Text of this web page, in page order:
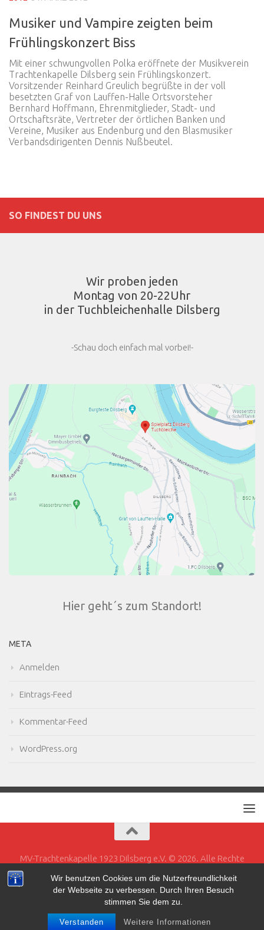
Wir benutzen Cookies um die Nutzerfreundlichkeit
der Webseite zu verbessen. Durch Ihren Besuch
stimmen Sie dem zu.
Verstanden Weitere Informationen
Musiker und Vampire zeigten beim
Frühlingskonzert Biss
Mit einer schwungvollen Polka eröffnete der Musikverein
Trachtenkapelle Dilsberg sein Frühlingskonzert.
Vorsitzender Reinhard Greulich begrüßte in der voll
besetzten Graf von Lauffen-Halle Ortsvorsteher
Bernhard Hoffmann, Ehrenmitglieder, Stadt- und
Ortschaftsräte, Vertreter der örtlichen Banken und
Vereine, Musiker aus Endenburg und den Blasmusiker
Verbandsdirigenten Dennis Nußbeutel.
SO FINDEST DU UNS
Wir proben jeden
Montag von 20-22Uhr
in der Tuchbleichenhalle Dilsberg
-Schau doch einfach mal vorbei!-
Hier geht´s zum Standort!
META
Anmelden
Eintrags-Feed
Kommentar-Feed
WordPress.org
MV-Trachtenkapelle 1923 Dilsberg e.V. © 2026. Alle Rechte
Powered by - Entworfen mit demHueman-Theme